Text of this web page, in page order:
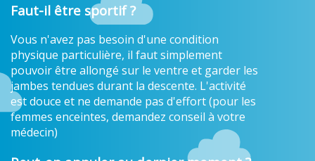
Faut-il être sportif ?
Vous n'avez pas besoin d'une condition
physique particulière, il faut simplement
pouvoir être allongé sur le ventre et garder les
jambes tendues durant la descente. L'activité
est douce et ne demande pas d'effort (pour les
femmes enceintes, demandez conseil à votre
médecin)